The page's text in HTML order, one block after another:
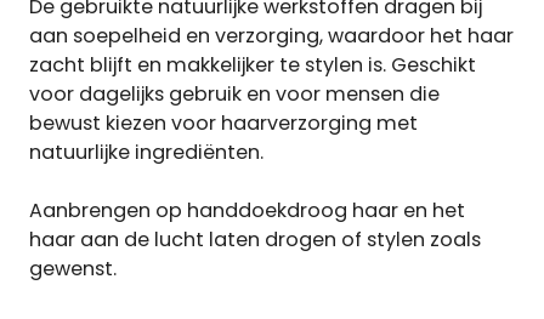
De gebruikte natuurlijke werkstoffen dragen bij
aan soepelheid en verzorging, waardoor het haar
zacht blijft en makkelijker te stylen is. Geschikt
voor dagelijks gebruik en voor mensen die
bewust kiezen voor haarverzorging met
natuurlijke ingrediënten.
Aanbrengen op handdoekdroog haar en het
haar aan de lucht laten drogen of stylen zoals
gewenst.